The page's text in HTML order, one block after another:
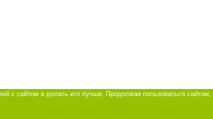
с сайтом и делать его лучше. Продолжая пользоваться сайтом,